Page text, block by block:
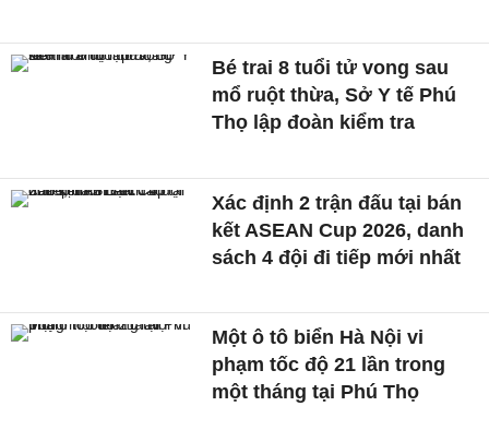
Bé trai 8 tuổi tử vong sau
mổ ruột thừa, Sở Y tế Phú
Thọ lập đoàn kiểm tra
Xác định 2 trận đấu tại bán
kết ASEAN Cup 2026, danh
sách 4 đội đi tiếp mới nhất
Một ô tô biển Hà Nội vi
phạm tốc độ 21 lần trong
một tháng tại Phú Thọ